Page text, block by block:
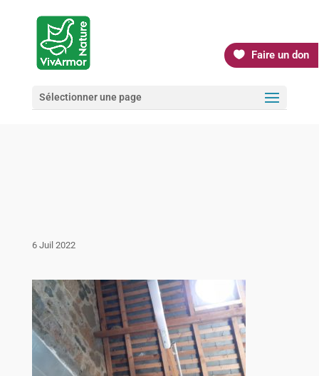
Faire un don
Sélectionner une page
6 Juil 2022